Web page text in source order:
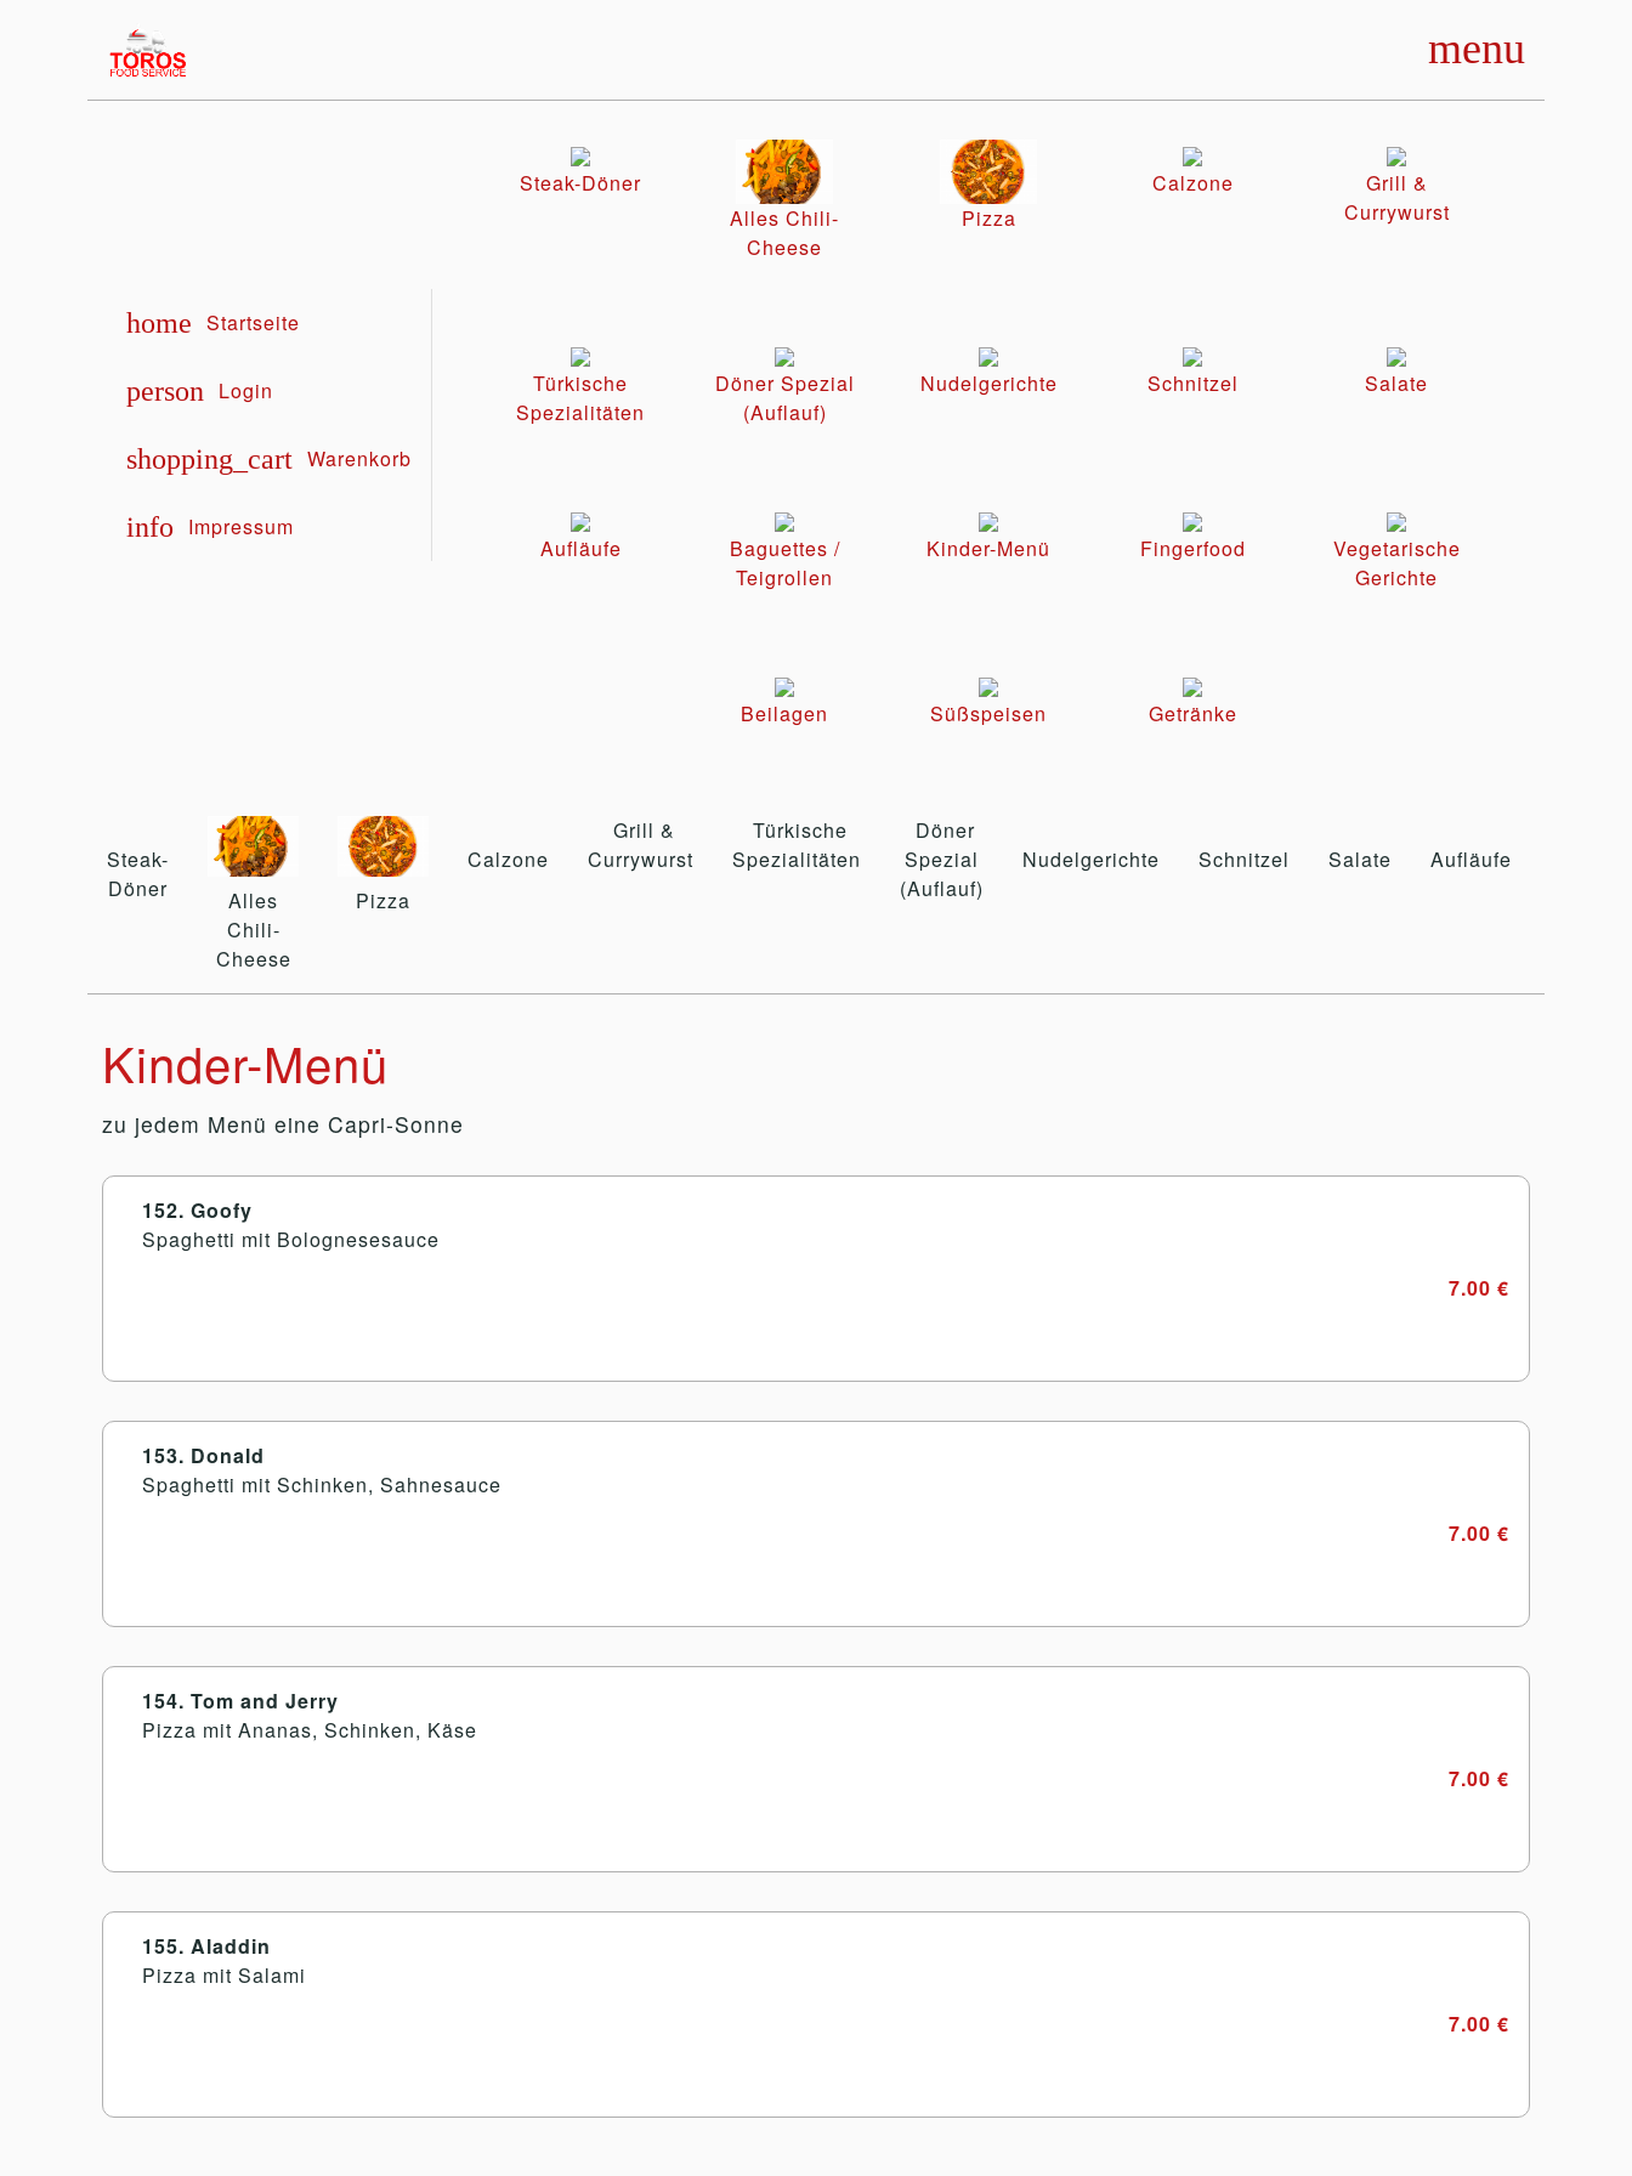
menu
home Startseite
person Login
shopping_cart Warenkorb
info Impressum
Steak-Döner
Alles Chili-
Cheese
Pizza
Calzone
Grill &
Currywurst
Türkische
Spezialitäten
Döner Spezial
(Auflauf)
Nudelgerichte Schnitzel Salate
Aufläufe
Baguettes /
Teigrollen
Kinder-Menü Fingerfood
Vegetarische
Gerichte
Beilagen Süßspeisen Getränke
Steak-
Döner
Alles
Chili-
Cheese
Pizza
Calzone
Grill &
Currywurst
Türkische
Spezialitäten
Döner
Spezial
(Auflauf)
Nudelgerichte Schnitzel Salate Aufläufe
Kinder-Menü
zu jedem Menü eine Capri-Sonne
152. Goofy
Spaghetti mit Bolognesesauce
7.00 €
153. Donald
Spaghetti mit Schinken, Sahnesauce
7.00 €
154. Tom and Jerry
Pizza mit Ananas, Schinken, Käse
7.00 €
155. Aladdin
Pizza mit Salami
7.00 €